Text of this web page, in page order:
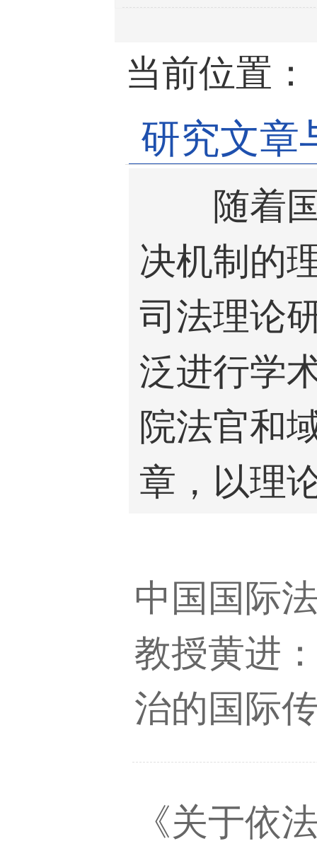
当前位置
研究文章
随着
决机制的
司法理论
泛进行学
院法官和
章，以理
中国国际
教授黄进
治的国际
《关于依